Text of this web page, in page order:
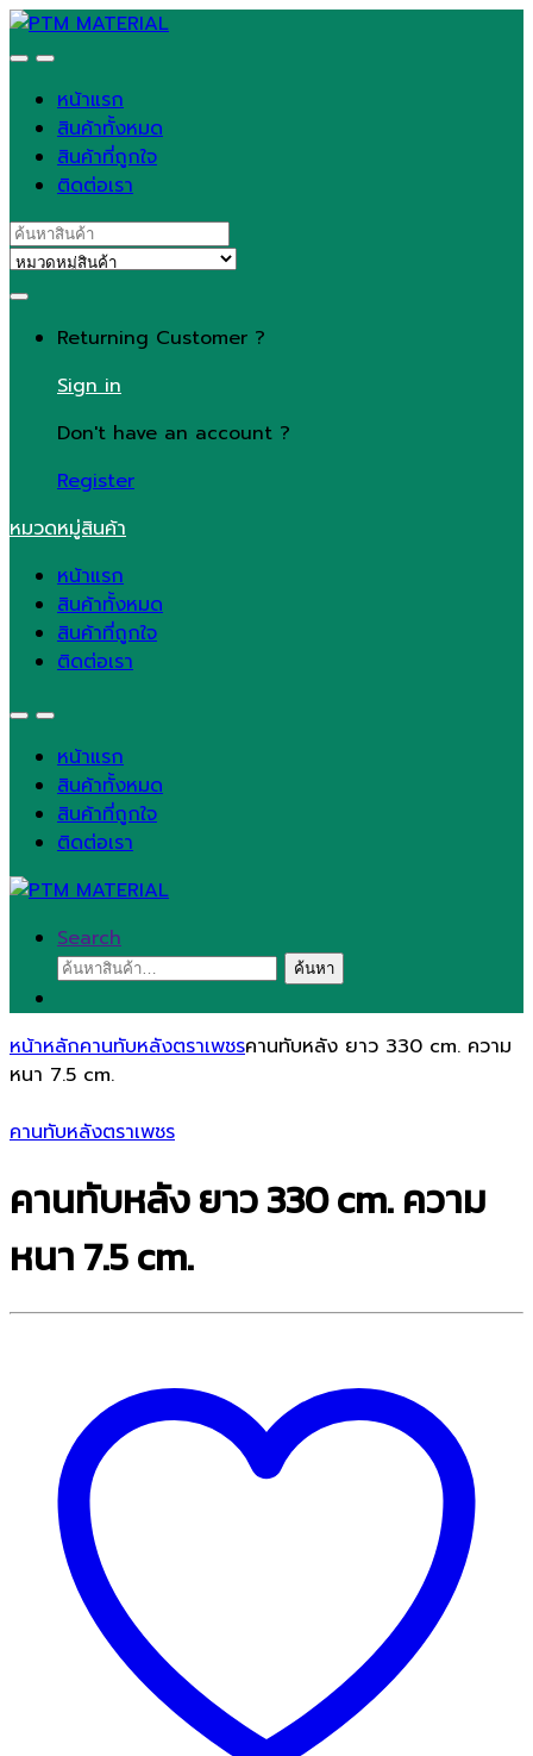
Skip
to
Skip
to
หน้าแรก
สินค้าทั้งหมด
สินค้าที่ถูกใจ
ติดต่อเรา
Search
for:
Returning Customer ?
Sign in
Don't have an account ?
Register
หมวดหมู่สินค้า
หน้าแรก
สินค้าทั้งหมด
สินค้าที่ถูกใจ
ติดต่อเรา
หน้าแรก
สินค้าทั้งหมด
สินค้าที่ถูกใจ
ติดต่อเรา
Search
ค้นหา:
ค้นหา
หน้าหลักคานทับหลังตราเพชรคานทับหลัง ยาว 330 cm. ความ
หนา 7.5 cm.
คานทับหลังตราเพชร
คานทับหลัง ยาว 330 cm. ความ
หนา 7.5 cm.